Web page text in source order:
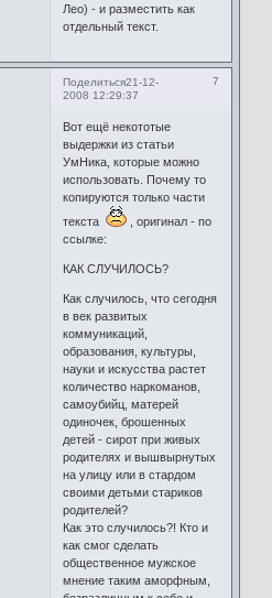
Лео) - и разместить как
отдельный текст.
Поделиться 7
21-12-
2008 12:29:37
Вот ещё некототые
выдержки из статьи
УмНика, которые можно
использовать. Почему то
копируются только части
текста
, оригинал - по
ссылке:
КАК СЛУЧИЛОСЬ?
Как случилось, что сегодня
в век развитых
коммуникаций,
образования, культуры,
науки и искусства растет
количество наркоманов,
самоубийц, матерей
одиночек, брошенных
детей - сирот при живых
родителях и вышвырнутых
на улицу или в стардом
своими детьми стариков
родителей?
Как это случилось?! Кто и
как смог сделать
общественное мужское
мнение таким аморфным,